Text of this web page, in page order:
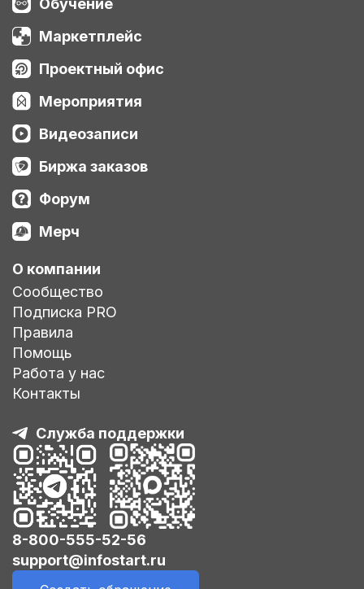
Маркетплейс
Проектный офис
Мероприятия
Видеозаписи
Биржа заказов
Форум
Мерч
О компании
Сообщество
Подписка PRO
Правила
Помощь
Работа у нас
Контакты
Служба поддержки
8-800-555-52-56
support@infostart.ru